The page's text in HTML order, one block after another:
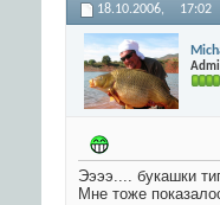
18.10.2006, 17:02
Ээээ.... букашки
Мне тоже